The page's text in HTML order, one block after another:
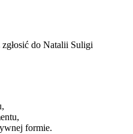
do Natalii Suligi
formie.